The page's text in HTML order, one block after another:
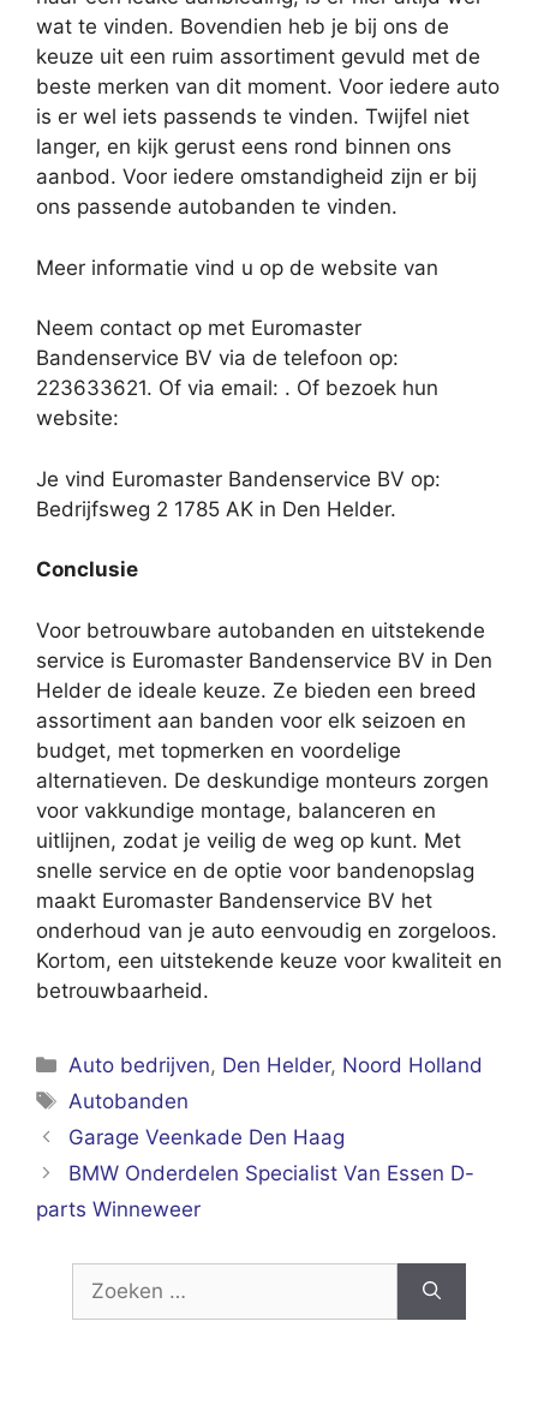
wat te vinden. Bovendien heb je bij ons de
keuze uit een ruim assortiment gevuld met de
beste merken van dit moment. Voor iedere auto
is er wel iets passends te vinden. Twijfel niet
langer, en kijk gerust eens rond binnen ons
aanbod. Voor iedere omstandigheid zijn er bij
ons passende autobanden te vinden.
Meer informatie vind u op de website van
Neem contact op met Euromaster
Bandenservice BV via de telefoon op:
223633621. Of via email: . Of bezoek hun
website:
Je vind Euromaster Bandenservice BV op:
Bedrijfsweg 2 1785 AK in Den Helder.
Conclusie
Voor betrouwbare autobanden en uitstekende
service is Euromaster Bandenservice BV in Den
Helder de ideale keuze. Ze bieden een breed
assortiment aan banden voor elk seizoen en
budget, met topmerken en voordelige
alternatieven. De deskundige monteurs zorgen
voor vakkundige montage, balanceren en
uitlijnen, zodat je veilig de weg op kunt. Met
snelle service en de optie voor bandenopslag
maakt Euromaster Bandenservice BV het
onderhoud van je auto eenvoudig en zorgeloos.
Kortom, een uitstekende keuze voor kwaliteit en
betrouwbaarheid.
Categorieën
Auto bedrijven, Den Helder, Noord Holland
Tags
Autobanden
Garage Veenkade Den Haag
BMW Onderdelen Specialist Van Essen D-
parts Winneweer
naar: